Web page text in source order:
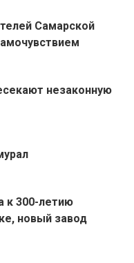
Самарской
незаконную
к 300-летию
новый завод